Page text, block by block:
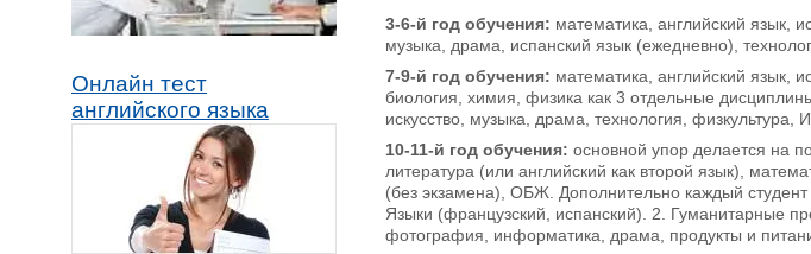
Онлайн тест
английского языка
3-6-й год обучения: математика, английский язык,
музыка, драма, испанский язык (ежедневно),
7-9-й год обучения: математика, английский язык,
биология, химия, физика как 3 отдельные
искусство, музыка, драма, технология, физкультура,
10-11-й год обучения: основной упор делается на
литература (или английский как второй язык),
(без экзамена), ОБЖ. Дополнительно каждый
Языки (французский, испанский). 2. Гуманитарные
фотография, информатика, драма, продукты и